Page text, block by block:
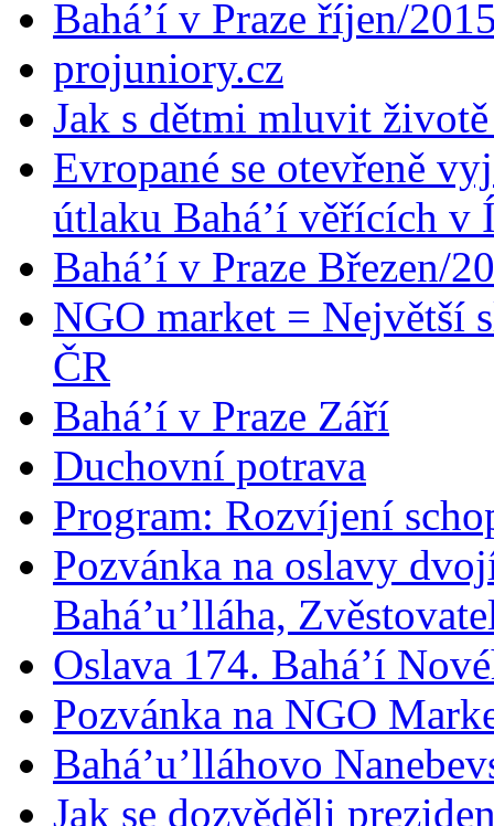
Bahá’í v Praze říjen/
projuniory.cz
Jak s dětmi mluvit
Evropané se otevřeně
útlaku Bahá’í věřících v
Bahá’í v Praze Březen/
NGO market = Největší
ČR
Bahá’í v Praze Září
Duchovní potrava
Program: Rozvíjení
Pozvánka na oslavy
Bahá’u’lláha,
Oslava 174. Bahá’í
Pozvánka na NGO
Bahá’u’lláhovo
Jak se dozvěděli